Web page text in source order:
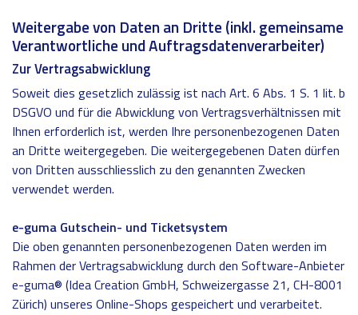
Weitergabe von Daten an Dritte (inkl. gemeinsame
Verantwortliche und Auftragsdatenverarbeiter)
Zur Vertragsabwicklung
Soweit dies gesetzlich zulässig ist nach Art. 6 Abs. 1 S. 1 lit. b
DSGVO und für die Abwicklung von Vertragsverhältnissen mit
Ihnen erforderlich ist, werden Ihre personenbezogenen Daten
an Dritte weitergegeben. Die weitergegebenen Daten dürfen
von Dritten ausschliesslich zu den genannten Zwecken
verwendet werden.
e-guma Gutschein- und Ticketsystem
Die oben genannten personenbezogenen Daten werden im
Rahmen der Vertragsabwicklung durch den Software-Anbieter
e-guma® (Idea Creation GmbH, Schweizergasse 21, CH-8001
Zürich) unseres Online-Shops gespeichert und verarbeitet.